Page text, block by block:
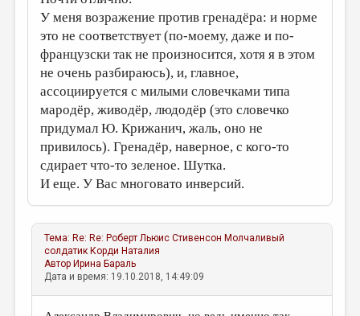
У меня возражение против гренадёра: и норме
это не соответствует (по-моему, даже и по-
французски так не произносится, хотя я в этом
не очень разбираюсь), и, главное,
ассоциируется с милыми словечками типа
мародёр, живодёр, людодёр (это словечко
придумал Ю. Крижанич, жаль, оно не
привилось). Гренадёр, наверное, с кого-то
сдирает что-то зеленое. Шутка.
И еще. У Вас многовато инверсий.
Тема: Re: Re: Роберт Льюис Стивенсон Молчаливый
солдатик Корди Наталия
Автор Ирина Бараль
Дата и время: 19.10.2018, 14:49:09